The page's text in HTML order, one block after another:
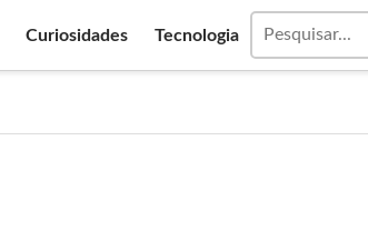
Curiosidades Tecnologia